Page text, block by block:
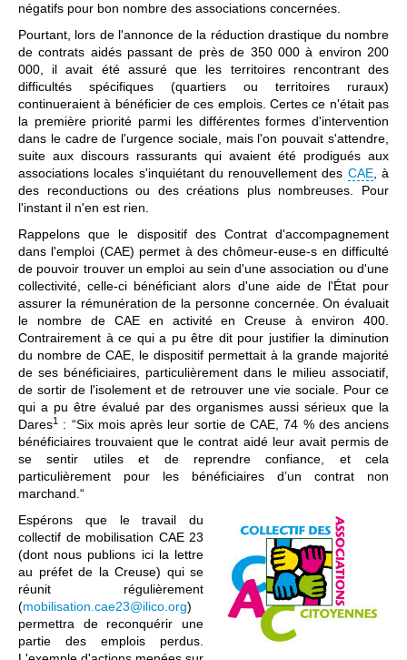
négatifs pour bon nombre des associations concernées.
Pourtant, lors de l'annonce de la réduction drastique du nombre
de contrats aidés passant de près de 350 000 à environ 200
000, il avait été assuré que les territoires rencontrant des
difficultés spécifiques (quartiers ou territoires ruraux)
continueraient à bénéficier de ces emplois. Certes ce n'était pas
la première priorité parmi les différentes formes d'intervention
dans le cadre de l'urgence sociale, mais l'on pouvait s'attendre,
suite aux discours rassurants qui avaient été prodigués aux
associations locales s'inquiétant du renouvellement des CAE, à
des reconductions ou des créations plus nombreuses. Pour
l'instant il n'en est rien.
Rappelons que le dispositif des Contrat d'accompagnement
dans l'emploi (CAE) permet à des chômeur-euse-s en difficulté
de pouvoir trouver un emploi au sein d'une association ou d'une
collectivité, celle-ci bénéficiant alors d'une aide de l'État pour
assurer la rémunération de la personne concernée. On évaluait
le nombre de CAE en activité en Creuse à environ 400.
Contrairement à ce qui a pu être dit pour justifier la diminution
du nombre de CAE, le dispositif permettait à la grande majorité
de ses bénéficiaires, particulièrement dans le milieu associatif,
de sortir de l'isolement et de retrouver une vie sociale. Pour ce
qui a pu être évalué par des organismes aussi sérieux que la
Dares1
: “Six mois après leur sortie de CAE, 74 % des anciens
bénéficiaires trouvaient que le contrat aidé leur avait permis de
se sentir utiles et de reprendre confiance, et cela
particulièrement pour les bénéficiaires d’un contrat non
marchand.“
Espérons que le travail du
collectif de mobilisation CAE 23
(dont nous publions ici la lettre
au préfet de la Creuse) qui se
réunit régulièrement
(mobilisation.cae23@ilico.org)
permettra de reconquérir une
partie des emplois perdus.